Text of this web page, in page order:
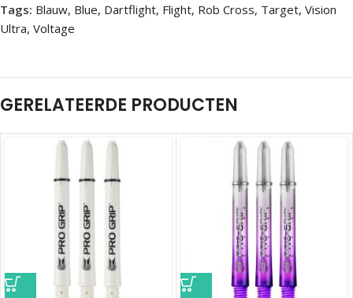
Tags: Blauw, Blue, Dartflight, Flight, Rob Cross, Target, Vision
Ultra, Voltage
GERELATEERDE PRODUCTEN